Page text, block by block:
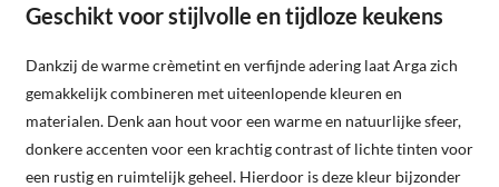
Geschikt voor stijlvolle en tijdloze keukens
Dankzij de warme crèmetint en verfijnde adering laat Arga zich
gemakkelijk combineren met uiteenlopende kleuren en
materialen. Denk aan hout voor een warme en natuurlijke sfeer,
donkere accenten voor een krachtig contrast of lichte tinten voor
een rustig en ruimtelijk geheel. Hierdoor is deze kleur bijzonder